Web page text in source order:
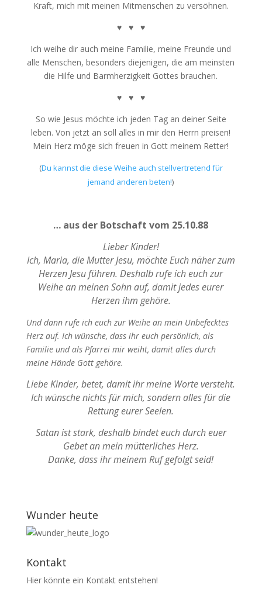
Kraft, mich mit meinen Mitmenschen zu versöhnen.
♥ ♥ ♥
Ich weihe dir auch meine Familie, meine Freunde und
alle Menschen, besonders diejenigen, die am meinsten
die Hilfe und Barmherzigkeit Gottes brauchen.
♥ ♥ ♥
So wie Jesus möchte ich jeden Tag an deiner Seite
leben. Von jetzt an soll alles in mir den Herrn preisen!
Mein Herz möge sich freuen in Gott meinem Retter!
(Du kannst die diese Weihe auch stellvertretend für
jemand anderen beten!)
… aus der Botschaft vom 25.10.88
Lieber Kinder!
Ich, Maria, die Mutter Jesu, möchte Euch näher zum
Herzen Jesu führen. Deshalb rufe ich euch zur
Weihe an meinen Sohn auf, damit jedes eurer
Herzen ihm gehöre.
Und dann rufe ich euch zur Weihe an mein Unbefecktes
Herz auf. Ich wünsche, dass ihr euch persönlich, als
Familie und als Pfarrei mir weiht, damit alles durch
meine Hände Gott gehöre.
Liebe Kinder, betet, damit ihr meine Worte versteht.
Ich wünsche nichts für mich, sondern alles für die
Rettung eurer Seelen.
Satan ist stark, deshalb bindet euch durch euer
Gebet an mein mütterliches Herz.
Danke, dass ihr meinem Ruf gefolgt seid!
Wunder heute
Kontakt
Hier könnte ein Kontakt entstehen!